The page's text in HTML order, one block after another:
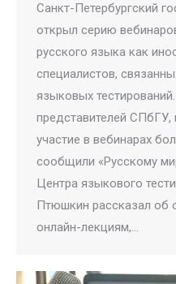
Санкт-Петербургский
открыл серию
русского языка как
специалистов,
языковых
представителей СПбГУ,
участие в вебинарах
сообщили «Русскому
Центра языкового
Птюшкин рассказал об
онлайн-лекциям,…